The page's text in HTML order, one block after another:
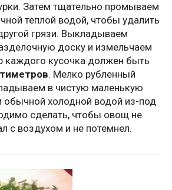
Затем тщательно промываем
теплой водой, чтобы удалить
грязи. Выкладываем
доску и измельчаем
каждого кусочка должен быть
. Мелко рубленный
в чистую маленькую
обычной холодной водой из-под
сделать, чтобы овощ не
с воздухом и не потемнел.